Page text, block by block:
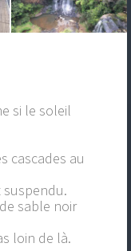
si le soleil
cascades au
suspendu.
sable noir
loin de là.